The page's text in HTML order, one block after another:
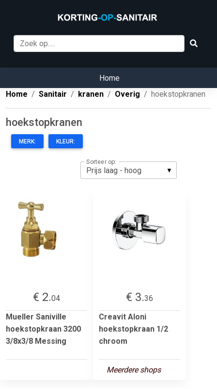
Home
Home
Sanitair kranen Overig hoekstopkranen
hoekstopkranen
MERK: KLEUR:
Sorteer op:
€ 2.04
Mueller Saniville
hoekstopkraan 3200
3/8x3/8 Messing
€ 3.36
Creavit Aloni
hoekstopkraan 1/2
chroom
Meerdere shops